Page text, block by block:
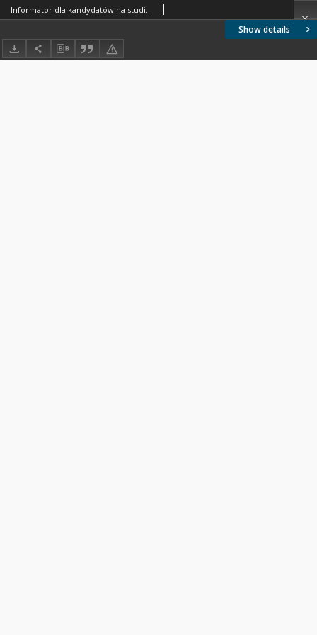
Show details
Informator dla kandydatów na studia stacjonarne w Politechnice Warszawskiej. Rok akademicki 2010/2011